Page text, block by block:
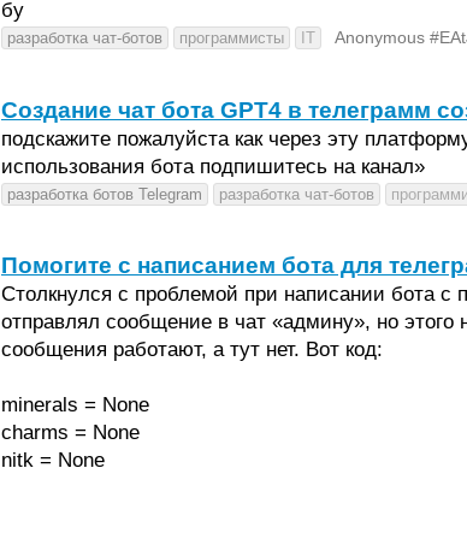
бу
разработка чат-ботов программисты IT Anonymous
Создание чат бота GPT4 в телеграмм
подскажите пожалуйста как через эту
использования бота подпишитесь на канал»
разработка ботов Telegram разработка чат-ботов
Помогите с написанием бота для
Столкнулся с проблемой при написании бота
отправлял сообщение в чат «админу», но этого
сообщения работают, а тут нет. Вот код:
minerals = None
charms = None
nitk = None